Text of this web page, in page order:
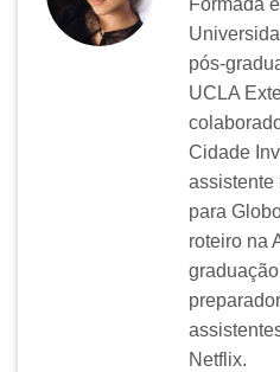
pós-
UCLA
Cidade
assistente
para
roteiro na
Netflix.